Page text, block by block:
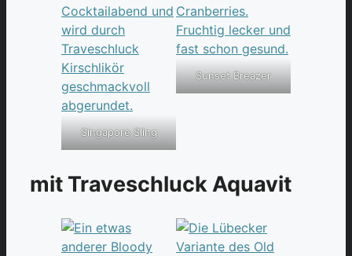
Singapore Sling
Sunset Breazer
mit Traveschluck Aquavit